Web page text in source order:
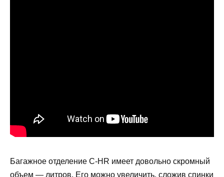
Багажное отделение C-HR имеет довольно скромный
объем — литров. Его можно увеличить, сложив спинки